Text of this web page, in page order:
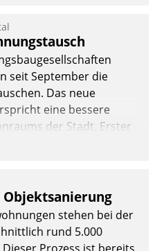
seit September die
Das neue
eine bessere
der Stadt. Erster
Lösung API-Hub mit
stehen bei der
rund 5.000